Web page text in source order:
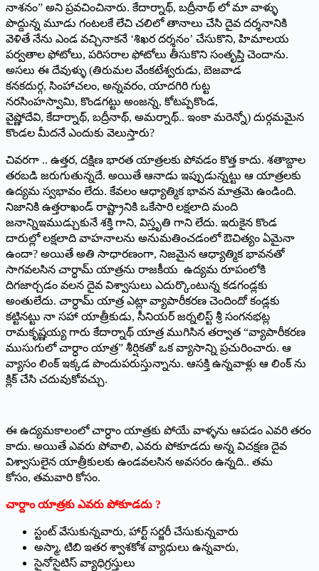
నాశనం” అని ప్రవచించినారు. కేదార్నాథ్, బద్రీనాథ్ లో మా వాళ్ళు
పొద్దున్న మూడు గంటలకే లేచి చలిలో తానాలు చేసి దైవ దర్శనానికి
వెళితే నేను ఎండ వచ్చినాకనే ‘శిఖర దర్శనం’ చేసుకొని, హిమాలయ
పర్వతాల ఫోటోలు, పరిసరాల ఫోటోలు తీసుకొని సంతృప్తి చెందాను.
అసలు ఈ దేవుళ్ళు (తిరుమల వేంకటేశ్వరుడు, బెజవాడ
కనకదుర్గ, సింహాచలం, అన్నవరం, యాదగిరి గుట్ట
నరసింహస్వామి, కొండగట్టు అంజన్న, కోటప్పకొండ,
వైష్ణోదేవి, కేదార్నాథ్, బద్రీనాథ్, అమర్నాథ్.. ఇంకా మరెన్నో) దుర్గమమైన
కొండల మీదనే ఎందుకు వెలుస్తారు?
చివరగా .. ఉత్తర, దక్షిణ భారత యాత్రలకు పోవడం కొత్త కాదు. శతాబ్దాల
తరబడి జరుగుతున్నదే. అయితే ఆనాడు ఇప్పుడున్నట్టు ఆ యాత్రలకు
ఉద్యమ స్వభావం లేదు. కేవలం ఆధ్యాత్మిక భావన మాత్రమె ఉండింది.
నిజానికి ఉత్తరాఖండ్ రాష్ట్రానికి ఒకేసారి లక్షలాది మంది
జనాన్నిఇముడ్చుకునే శక్తి గాని, విస్తృతి గాని లేదు. ఇరుకైన కొండ
దారుల్లో లక్షలాది వాహనాలను అనుమతించడంలో ఔచిత్యం ఏమైనా
ఉందా? అయితే అతి సాధారణంగా, నిజమైన ఆధ్యాత్మిక భావనతో
సాగవలసిన చార్ధామ్ యాత్రను రాజకీయ ఉద్యమ రూపంలోకి
దిగజార్చడం వలన దైవ విశ్వాసులు ఎదుర్కొంటున్న కడగండ్లకు
అంతులేదు. చార్ధామ్ యాత్ర ఎట్లా వ్యాపారీకరణ చెందిందో కండ్లకు
కట్టినట్టు నా సహా యాత్రీకుడు, సీనియర్ జర్నలిస్ట్ శ్రీ సంగనభట్ల
రామకృష్ణయ్య గారు కేదార్నాథ్ యాత్ర ముగిసిన తర్వాత “వ్యాపారీకరణ
ముసుగులో చార్ధాం యాత్ర” శీర్షికతో ఒక వ్యాసాన్ని ప్రచురించారు. ఆ
వ్యాసం లింక్ ఇక్కడ పొందుపరుస్తున్నాను. ఆసక్తి ఉన్నవాళ్లు ఆ లింక్ ను
క్లిక్ చేసి చదువుకోవచ్చు.
ఈ ఉద్యమకాలంలో చార్ధాం యాత్రకు పోయే వాళ్ళను ఆపడం ఎవరి తరం
కాదు. అయితే ఎవరు పోవాలి, ఎవరు పోకూడదు అన్న విచక్షణ దైవ
విశ్వాసులైన యాత్రీకులకు ఉండవలసిన అవసరం ఉన్నది.. తమ
కోసం, తమవారి కోసం.
చార్దాం యాత్రకు ఎవరు పోకూడదు ?
స్టంట్ వేసుకున్నవారు, హార్ట్ సర్జరీ చేసుకున్నవారు
అస్మా, టిబి ఇతర శ్వాశకోశ వ్యాధులు ఉన్నవారు,
సైనోసైటిస్ వ్యాధిగ్రస్తులు